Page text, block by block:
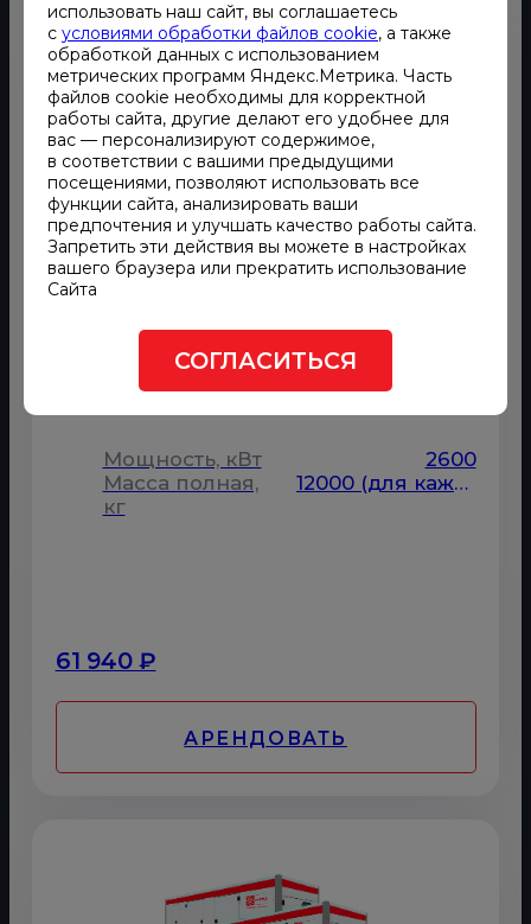
Синхронизированный комплекс ДГУ
Синхронизированный комплекс
ДГУ 2600 кВт
Мощность, кВт
2600
Масса полная,
кг
12000 (для каждой ДГУ)
61 940 ₽
АРЕНДОВАТЬ
использовать наш сайт, вы соглашаетесь
с условиями обработки файлов cookie, а также
обработкой данных с использованием
метрических программ Яндекс.Метрика. Часть
файлов cookie необходимы для корректной
работы сайта, другие делают его удобнее для
вас — персонализируют содержимое,
в соответствии с вашими предыдущими
посещениями, позволяют использовать все
функции сайта, анализировать ваши
предпочтения и улучшать качество работы сайта.
Запретить эти действия вы можете в настройках
вашего браузера или прекратить использование
Сайта
СОГЛАСИТЬСЯ